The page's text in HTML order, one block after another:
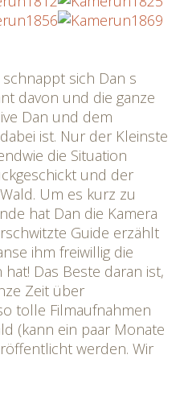
sich Dan s
davon und die ganze
Dan und dem
ist. Nur der Kleinste
die Situation
und der
Um es kurz zu
hat Dan die Kamera
Guide erzählt
ihm freiwillig die
Das Beste daran ist,
Zeit über
tolle Filmaufnahmen
(kann ein paar Monate
werden. Wir